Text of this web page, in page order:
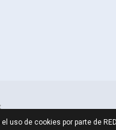
de cookies por parte de